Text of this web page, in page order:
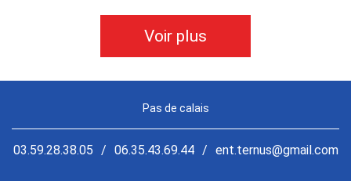
Voir plus
Pas de calais
03.59.28.38.05 / 06.35.43.69.44 / ent.ternus@gmail.com